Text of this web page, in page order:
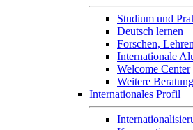
Studium und
Deutsch lernen
Forschen,
Internationale
Welcome Center
Weitere
Internationales Profil